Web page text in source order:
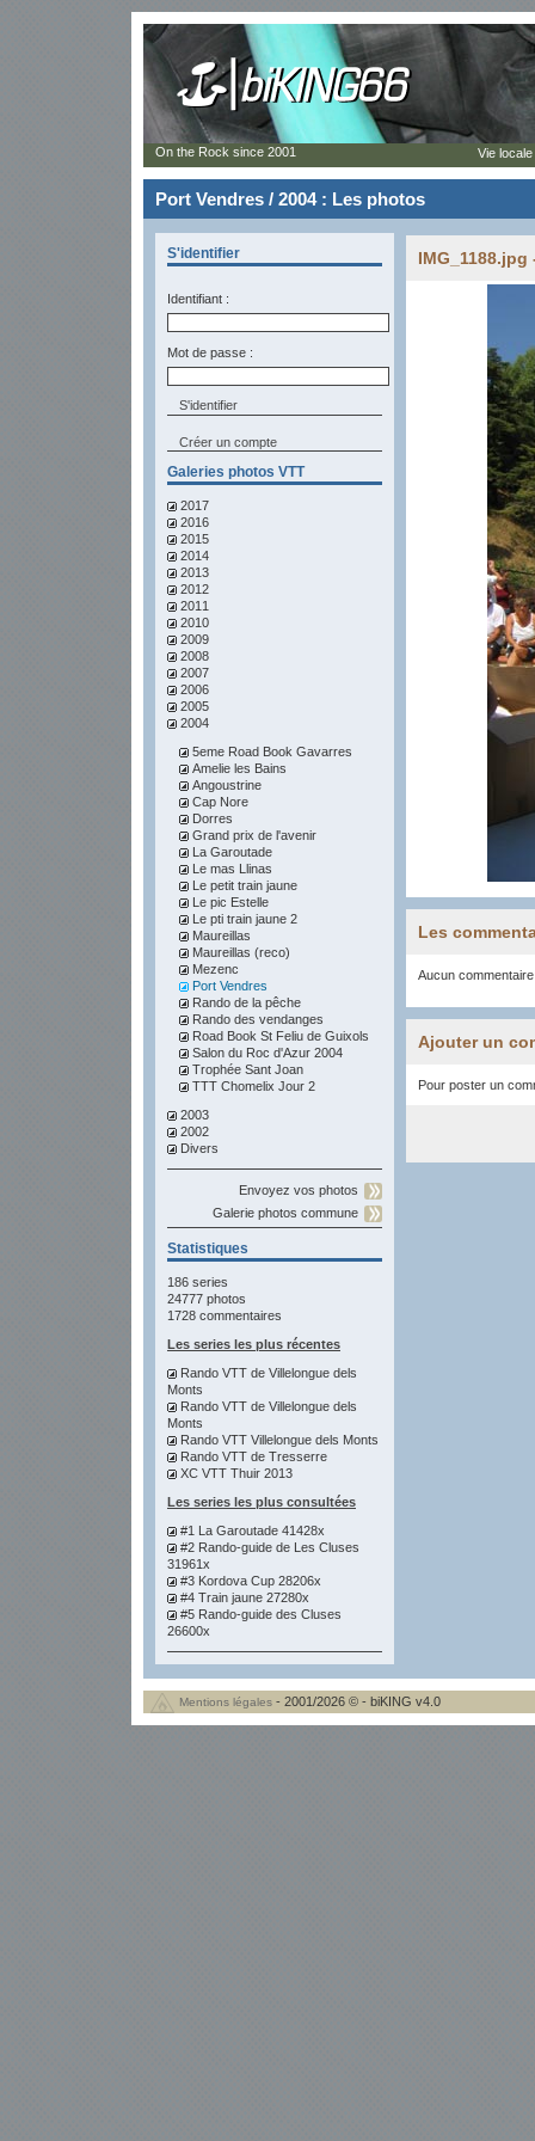
Port Vendres / 2004 : Les photos
S'identifier
Identifiant :
Mot de passe :
Créer un compte
Galeries photos VTT
2017
2016
2015
2014
2013
2012
2011
2010
2009
2008
2007
2006
2005
2004
5eme Road Book Gavarres
Amelie les Bains
Angoustrine
Cap Nore
Dorres
Grand prix de l'avenir
La Garoutade
Le mas Llinas
Le petit train jaune
Le pic Estelle
Le pti train jaune 2
Maureillas
Maureillas (reco)
Mezenc
Port Vendres
Rando de la pêche
Rando des vendanges
Road Book St Feliu de Guixols
Salon du Roc d'Azur 2004
Trophée Sant Joan
TTT Chomelix Jour 2
2003
2002
Divers
Envoyez vos photos
Galerie photos commune
Statistiques
186 series
24777 photos
1728 commentaires
Les series les plus récentes
Rando VTT de Villelongue dels
Monts
Rando VTT de Villelongue dels
Monts
Rando VTT Villelongue dels Monts
Rando VTT de Tresserre
XC VTT Thuir 2013
Les series les plus consultées
#1 La Garoutade 41428x
#2 Rando-guide de Les Cluses
31961x
#3 Kordova Cup 28206x
#4 Train jaune 27280x
#5 Rando-guide des Cluses
26600x
IMG_1188.jpg
Les
Aucun
Ajouter un
Pour poster un
On the Rock since 2001 Vie
Mentions légales - 2001/2026 © - biKING v4.0